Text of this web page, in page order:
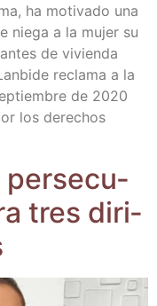
ha moti­va­do una
nie­ga a la mujer su
de vivien­da
recla­ma a la
de 2020
los dere­chos
per­se­cu­
tres diri­